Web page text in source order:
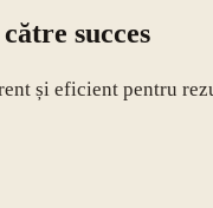
succes
și eficient pentru